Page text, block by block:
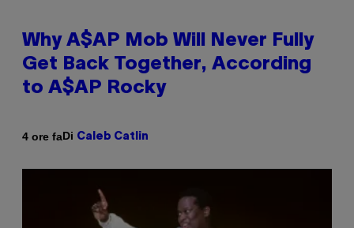
Why A$AP Mob Will Never Fully
Get Back Together, According
to A$AP Rocky
4 ore faDi Caleb Catlin